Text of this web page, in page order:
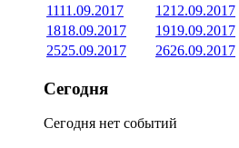
1111.09.2017 1212.09.2017
1818.09.2017 1919.09.2017
2525.09.2017 2626.09.2017
Сегодня
Сегодня нет событий